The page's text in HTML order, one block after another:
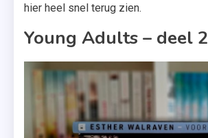
hier heel snel terug zien.
Young Adults – deel 2